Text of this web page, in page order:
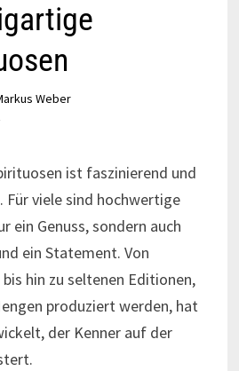
Weber
ist faszinierend und
Für viele sind hochwertige
ein Genuss, sondern auch
ein Statement. Von
hin zu seltenen Editionen,
produziert werden, hat
der Kenner auf der